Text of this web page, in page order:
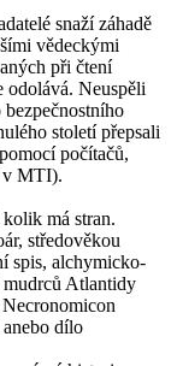
snaží záhadě
vědeckými
při čtení
odolává. Neuspěli
století přepsali
počítačů,
v MTI).
má stran.
středověkou
spis, alchymicko-
Atlantidy
dílo